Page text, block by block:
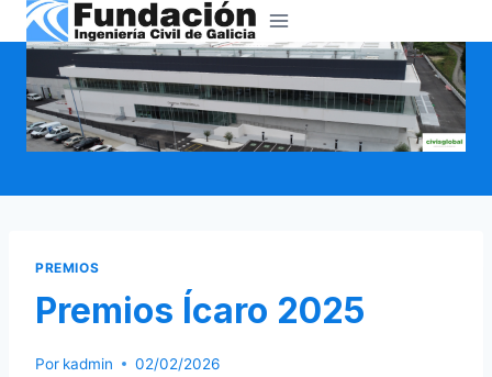
PREMIOS
Premios Ícaro 2025
Por kadmin 02/02/2026